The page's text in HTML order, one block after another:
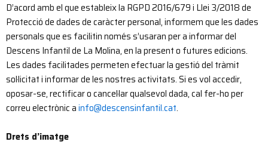
D’acord amb el que estableix la RGPD 2016/679 i Llei 3/2018 de
Protecció de dades de caràcter personal, informem que les dades
personals que es facilitin només s’usaran per a informar del
Descens Infantil de La Molina, en la present o futures edicions.
Les dades facilitades permeten efectuar la gestió del tràmit
sol·licitat i informar de les nostres activitats. Si es vol accedir,
oposar-se, rectificar o cancel·lar qualsevol dada, cal fer-ho per
correu electrònic ainfo@descensinfantil.cat.
Drets d’imatge